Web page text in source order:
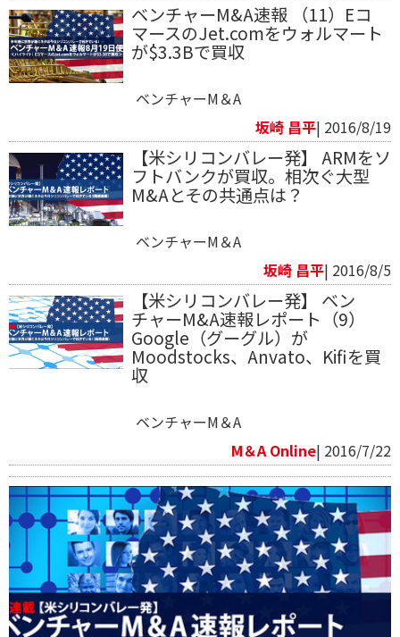
ベンチャーM&A速報 （11）Eコ
マースのJet.comをウォルマート
が$3.3Bで買収
ベンチャーM＆A
坂崎 昌平| 2016/8/19
【米シリコンバレー発】 ARMをソ
フトバンクが買収。相次ぐ大型
M&Aとその共通点は？
ベンチャーM＆A
坂崎 昌平| 2016/8/5
【米シリコンバレー発】 ベン
チャーM&A速報レポート（9）
Google（グーグル）が
Moodstocks、Anvato、Kifiを買
収
ベンチャーM＆A
M＆A Online| 2016/7/22